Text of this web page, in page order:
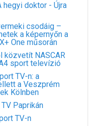
hegyi doktor - Újra
csodáig –
a képernyőn a
One műsorán
közvetít NASCAR
sport televízió
TV-n: a
a Veszprém
Kölnben
Paprikán
TV-n